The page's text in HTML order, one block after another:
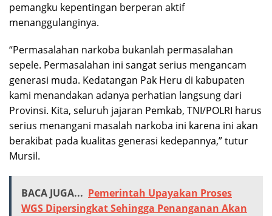
pemangku kepentingan berperan aktif
menanggulanginya.
“Permasalahan narkoba bukanlah permasalahan
sepele. Permasalahan ini sangat serius mengancam
generasi muda. Kedatangan Pak Heru di kabupaten
kami menandakan adanya perhatian langsung dari
Provinsi. Kita, seluruh jajaran Pemkab, TNI/POLRI harus
serius menangani masalah narkoba ini karena ini akan
berakibat pada kualitas generasi kedepannya,” tutur
Mursil.
BACA JUGA... Pemerintah Upayakan Proses
WGS Dipersingkat Sehingga Penanganan Akan